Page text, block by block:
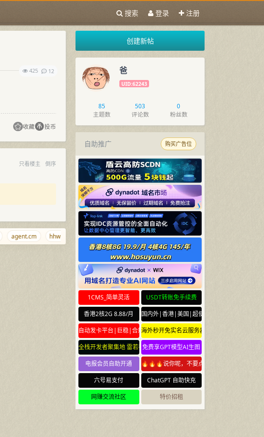
搜索 登录 注册
425
12
收藏 投币
只看楼主 倒序
agent.cm hhwh.com www.pm j9.xyz chuilang.com qq.md
创建新帖
爸
UID:62243
85
主题数
503
评论数
0
粉丝数
自助推广 购买广告位
1CMS_简单灵活
USDT转账免手续费
香港2核2G 8.88/月
国内外|香港|美国|超便宜云服务器
自动发卡平台|巨稳|合规海外秒开免实名云服务器
全栈开发者聚集地 雷若社区 leiruo.com
免费享GPT模型AI生图
电报会员自助开通
🔥🔥🔥说你呢，不要点🔥🔥🔥
六号易支付
ChatGPT 自助快充
网赚交流社区
特价招租